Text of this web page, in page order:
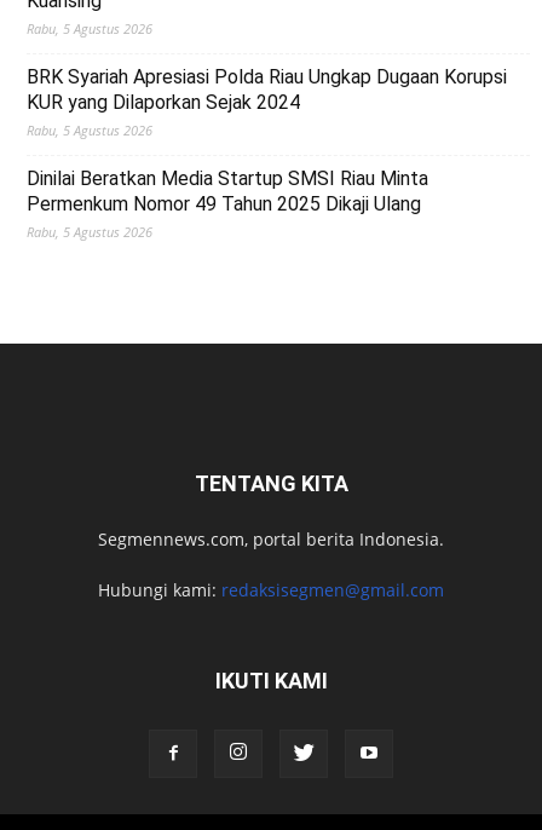
Rabu, 5 Agustus 2026
BRK Syariah Apresiasi Polda Riau Ungkap Dugaan Korupsi
KUR yang Dilaporkan Sejak 2024
Rabu, 5 Agustus 2026
Dinilai Beratkan Media Startup SMSI Riau Minta
Permenkum Nomor 49 Tahun 2025 Dikaji Ulang
Rabu, 5 Agustus 2026
TENTANG KITA
Segmennews.com, portal berita Indonesia.
Hubungi kami: redaksisegmen@gmail.com
IKUTI KAMI